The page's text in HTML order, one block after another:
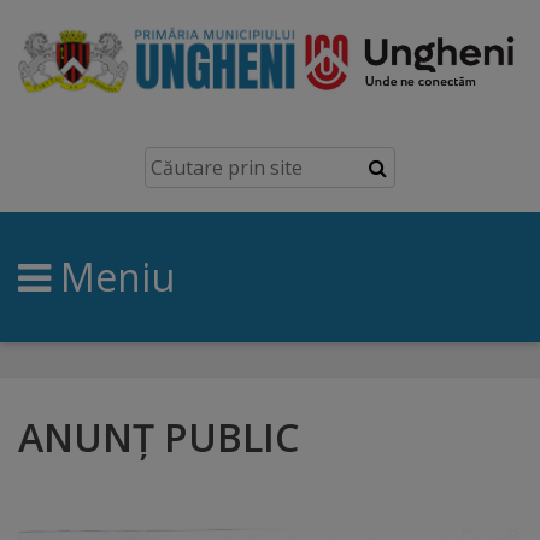
Ungheni
Prezentare
generală
Simbolurile
brand
Meniu
ANUNȚ PUBLIC